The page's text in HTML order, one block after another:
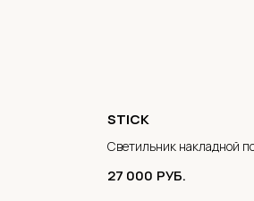
STICK
Светильник накладной
27 000 РУБ.